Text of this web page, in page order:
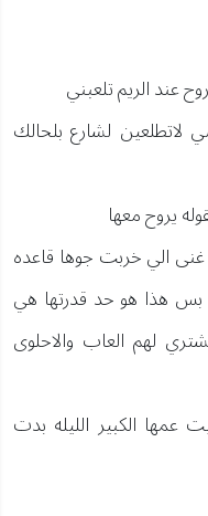
عند الريم تلعبني
لشارع بلحالك
يروح معها
الي خربت جوها قاعده
بس هذا هو حد قدرتها هي
لهم العاب والاحلوى
الكبير الليله بدت